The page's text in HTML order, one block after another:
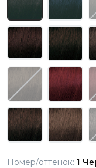
Номер/оттенок: 1